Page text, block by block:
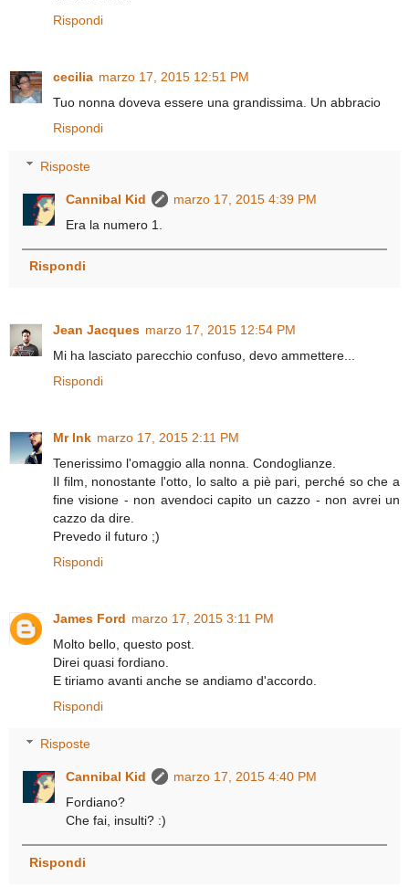
Rispondi
cecilia marzo 17, 2015 12:51 PM
Tuo nonna doveva essere una grandissima. Un abbracio
Rispondi
Risposte
Cannibal Kid
marzo 17, 2015 4:39 PM
Era la numero 1.
Rispondi
Jean Jacques marzo 17, 2015 12:54 PM
Mi ha lasciato parecchio confuso, devo ammettere...
Rispondi
Mr Ink marzo 17, 2015 2:11 PM
Tenerissimo l'omaggio alla nonna. Condoglianze.
Il film, nonostante l'otto, lo salto a piè pari, perché so che a
fine visione - non avendoci capito un cazzo - non avrei un
cazzo da dire.
Prevedo il futuro ;)
Rispondi
James Ford marzo 17, 2015 3:11 PM
Molto bello, questo post.
Direi quasi fordiano.
E tiriamo avanti anche se andiamo d'accordo.
Rispondi
Risposte
Cannibal Kid
marzo 17, 2015 4:40 PM
Fordiano?
Che fai, insulti? :)
Rispondi